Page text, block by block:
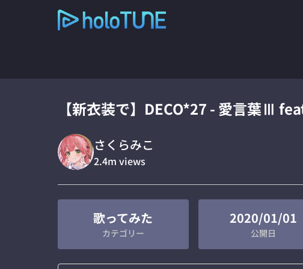
【新衣装で】DECO*27 - 愛言葉Ⅲ
さくらみこ
2.4m views
歌ってみた
カテゴリー
2020/01/01
公開日